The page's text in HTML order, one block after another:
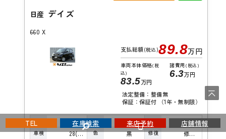
日産 デイズ
660 X
支払総額(税込)89.8万円
車両本体価格(税
込)
83.5万円
諸費用 (税込)
6.3万円
法定整備：整備無
保証：保証付 （1年・無制限）
年式 2022年 走行 18,000km 排気 660cc
車検 28(R10)/01 色 黒 修復 修復歴無し
TEL 在庫検索 来店予約 店舗情報